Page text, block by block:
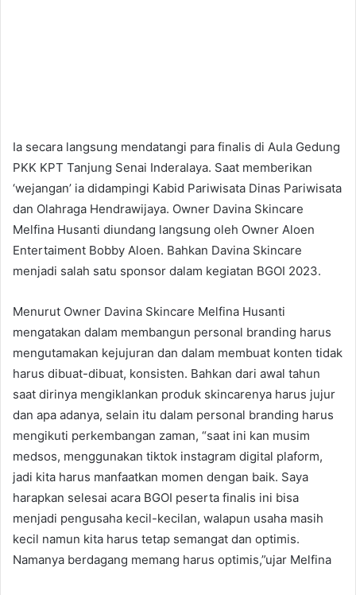
Ia secara langsung mendatangi para finalis di Aula Gedung
PKK KPT Tanjung Senai Inderalaya. Saat memberikan
‘wejangan’ ia didampingi Kabid Pariwisata Dinas Pariwisata
dan Olahraga Hendrawijaya. Owner Davina Skincare
Melfina Husanti diundang langsung oleh Owner Aloen
Entertaiment Bobby Aloen. Bahkan Davina Skincare
menjadi salah satu sponsor dalam kegiatan BGOI 2023.
Menurut Owner Davina Skincare Melfina Husanti
mengatakan dalam membangun personal branding harus
mengutamakan kejujuran dan dalam membuat konten tidak
harus dibuat-dibuat, konsisten. Bahkan dari awal tahun
saat dirinya mengiklankan produk skincarenya harus jujur
dan apa adanya, selain itu dalam personal branding harus
mengikuti perkembangan zaman, “saat ini kan musim
medsos, menggunakan tiktok instagram digital plaform,
jadi kita harus manfaatkan momen dengan baik. Saya
harapkan selesai acara BGOI peserta finalis ini bisa
menjadi pengusaha kecil-kecilan, walapun usaha masih
kecil namun kita harus tetap semangat dan optimis.
Namanya berdagang memang harus optimis,”ujar Melfina